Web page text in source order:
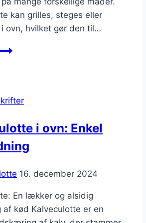
kan grilles, steges eller
ovn, hvilket gør den til…
i ovn: Enkel
16. december 2024
En lækker og alsidig
kød Kalveculotte er en